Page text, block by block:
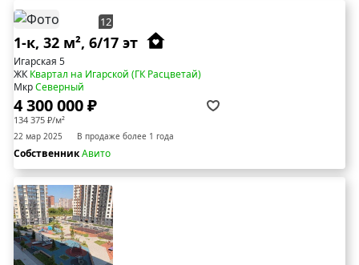
12
1-к, 32 м², 6/17 эт
Игарская 5
ЖККвартал на Игарской (ГК Расцветай)
МкрСеверный
4 300 000 ₽
134 375 ₽/м²
22 мар 2025 В продаже более 1 года
СобственникАвито